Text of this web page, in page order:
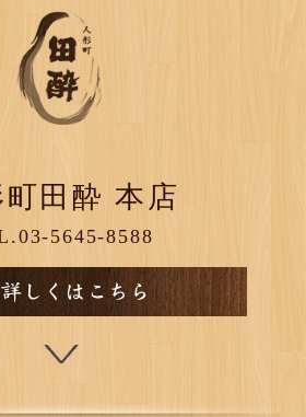
町田酔 本店
5645-8588